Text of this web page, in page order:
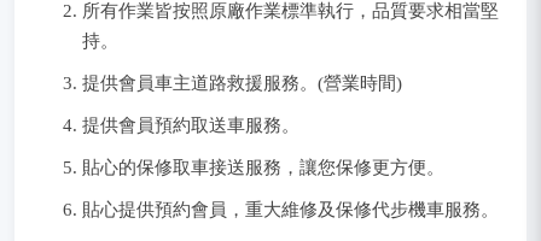
所有作業皆按照原廠作業標準執行，品質要求相當堅
持。
提供會員車主道路救援服務。(營業時間)
提供會員預約取送車服務。
貼心的保修取車接送服務，讓您保修更方便。
貼心提供預約會員，重大維修及保修代步機車服務。